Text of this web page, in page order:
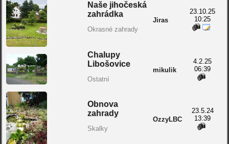
Naše jihočeská
zahrádka
Okrasné zahrady
Jiras
23.10.25
10:25
Chalupy
Libošovice
Ostatní
mikulik
4.2.25
06:39
Obnova
zahrady
Skalky
OzzyLBC
23.5.24
13:39